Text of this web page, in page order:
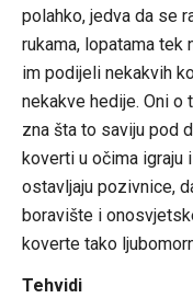
polahko, jedva da se
rukama, lopatama tek
im podijeli nekakvih
nekakve hedije. Oni o
zna šta to saviju pod
koverti u očima igraju
ostavljaju pozivnice,
boravište i
koverte tako
Tehvidi